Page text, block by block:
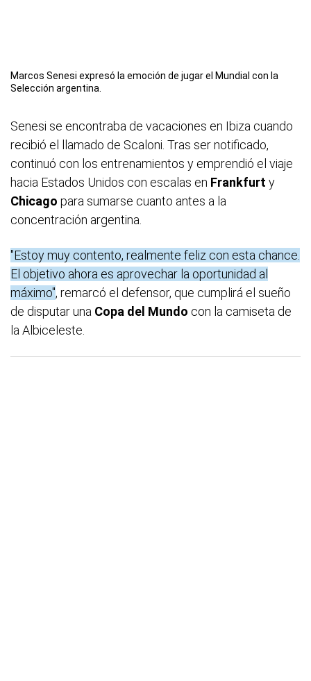
Marcos Senesi expresó la emoción de jugar el Mundial con la
Selección argentina.
Senesi se encontraba de vacaciones en Ibiza cuando
recibió el llamado de Scaloni. Tras ser notificado,
continuó con los entrenamientos y emprendió el viaje
hacia Estados Unidos con escalas en Frankfurt y
Chicago para sumarse cuanto antes a la
concentración argentina.
"Estoy muy contento, realmente feliz con esta chance.
El objetivo ahora es aprovechar la oportunidad al
máximo", remarcó el defensor, que cumplirá el sueño
de disputar una Copa del Mundo con la camiseta de
la Albiceleste.